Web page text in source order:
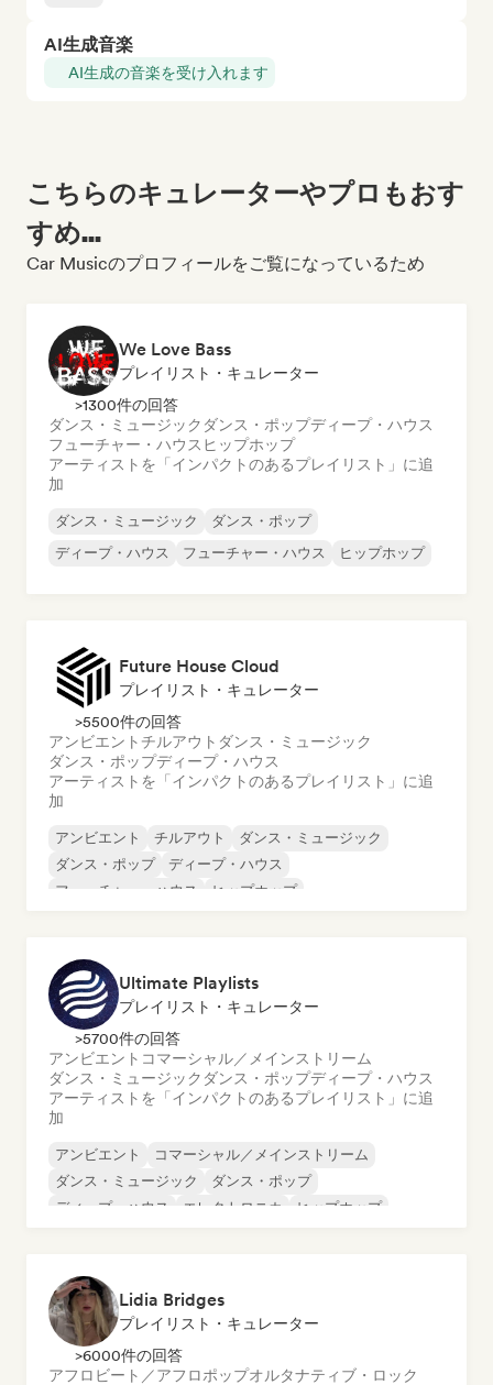
AI生成音楽
AI生成の音楽を受け入れます
こちらのキュレーターやプロもおす
すめ...
Car Musicのプロフィールをご覧になっているため
We Love Bass
プレイリスト・キュレーター
>1300件の回答
ダンス・ミュージック ダンス・ポップディープ・ハウス
フューチャー・ハウス ヒップホップ
アーティストを「インパクトのあるプレイリスト」に追
加
ダンス・ミュージック
ダンス・ポップ
ディープ・ハウス
フューチャー・ハウス ヒップホップ
Future House Cloud
プレイリスト・キュレーター
>5500件の回答
アンビエント チルアウト ダンス・ミュージック
ダンス・ポップディープ・ハウス
アーティストを「インパクトのあるプレイリスト」に追
加
アンビエント チルアウト
ダンス・ミュージック
ダンス・ポップ
ディープ・ハウス
フューチャー・ハウス
ヒップホップ
Ultimate Playlists
プレイリスト・キュレーター
>5700件の回答
アンビエント コマーシャル／メインストリーム
ダンス・ミュージック ダンス・ポップディープ・ハウス
アーティストを「インパクトのあるプレイリスト」に追
加
アンビエント
コマーシャル／メインストリーム
ダンス・ミュージック
ダンス・ポップ
ディープ・ハウス
エレクトロニカ ヒップホップ
Lidia Bridges
プレイリスト・キュレーター
>6000件の回答
アフロビート／アフロポップオルタナティブ・ロック